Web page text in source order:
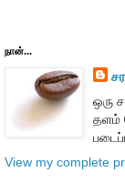
நான்...
ஒரு
தளம்
View my complete